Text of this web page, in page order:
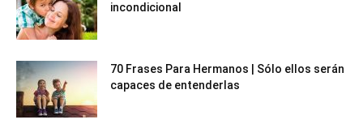
incondicional
70 Frases Para Hermanos | Sólo ellos serán
capaces de entenderlas